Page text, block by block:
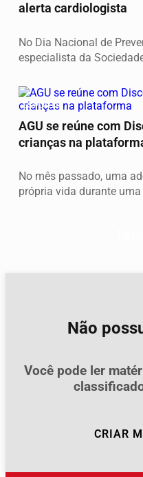
alerta cardiologista
No Dia Nacional de
especialista da
ESPORTE
AGU se reúne com
crianças na
No mês passado, uma
própria vida durante
Não
Você pode ler
CRIAR